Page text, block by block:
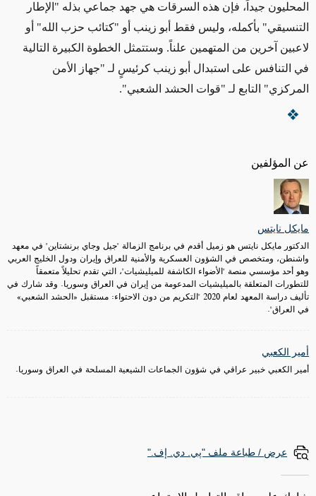
عن المؤلفين
مايكل نايتس
الدكتور مايكل نايتس هو زميل أقدم في برنامج الزمالة "جيل وجاي برنشتاين" في معهد
واشنطن، ومتخصص في الشؤون العسكرية والأمنية للعراق وإيران ودول الخليج العربي
وهو أحد مؤسسي منصة "الأضواء الكاشفة للميليشيات"، التي تقدم تحليلاً متعمقاً
للتطورات المتعلقة بالميليشيات المدعومة من إيران في العراق وسوريا. وقد شارك في
تأليف دراسة المعهد لعام 2020 "التكريم من دون الاحتواء: مستقبل «الحشد الشعبي»
في العراق".
أمير الكعبي
أمير الكعبي خبير عراقي في شؤون الجماعات الشيعية المسلحة في العراق وسوريا.
المحليون جيداً، فإن هذه السرقات هي جهد جماعي بذله "الإطار
التنسيقي" بأكمله، وليس فقط أبو زينب أو "كتائب حزب الله" أو
لاعبين آخرين من المتهمين علناً. وستتمثل الخطوة الكبيرة التالية
في التنافس على استبدال أبو زينب كرئيسٍ لـ "جهاز الأمن
المركزي" التابع لـ "قوات الحشد الشعبي".
عرض / طباعة ملف "پي. دي. إف."